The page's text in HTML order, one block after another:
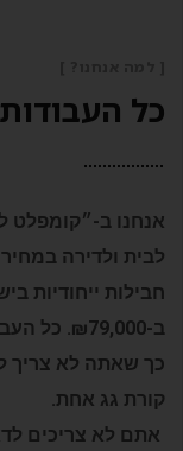
כל
אנחנו ב-״קומפלט
לבית ולדירה
חבילות ייחודיות
ב-₪79,000.
כל
כך שאתה לא צריך
קורת גג אחת.
אתם לא צריכים